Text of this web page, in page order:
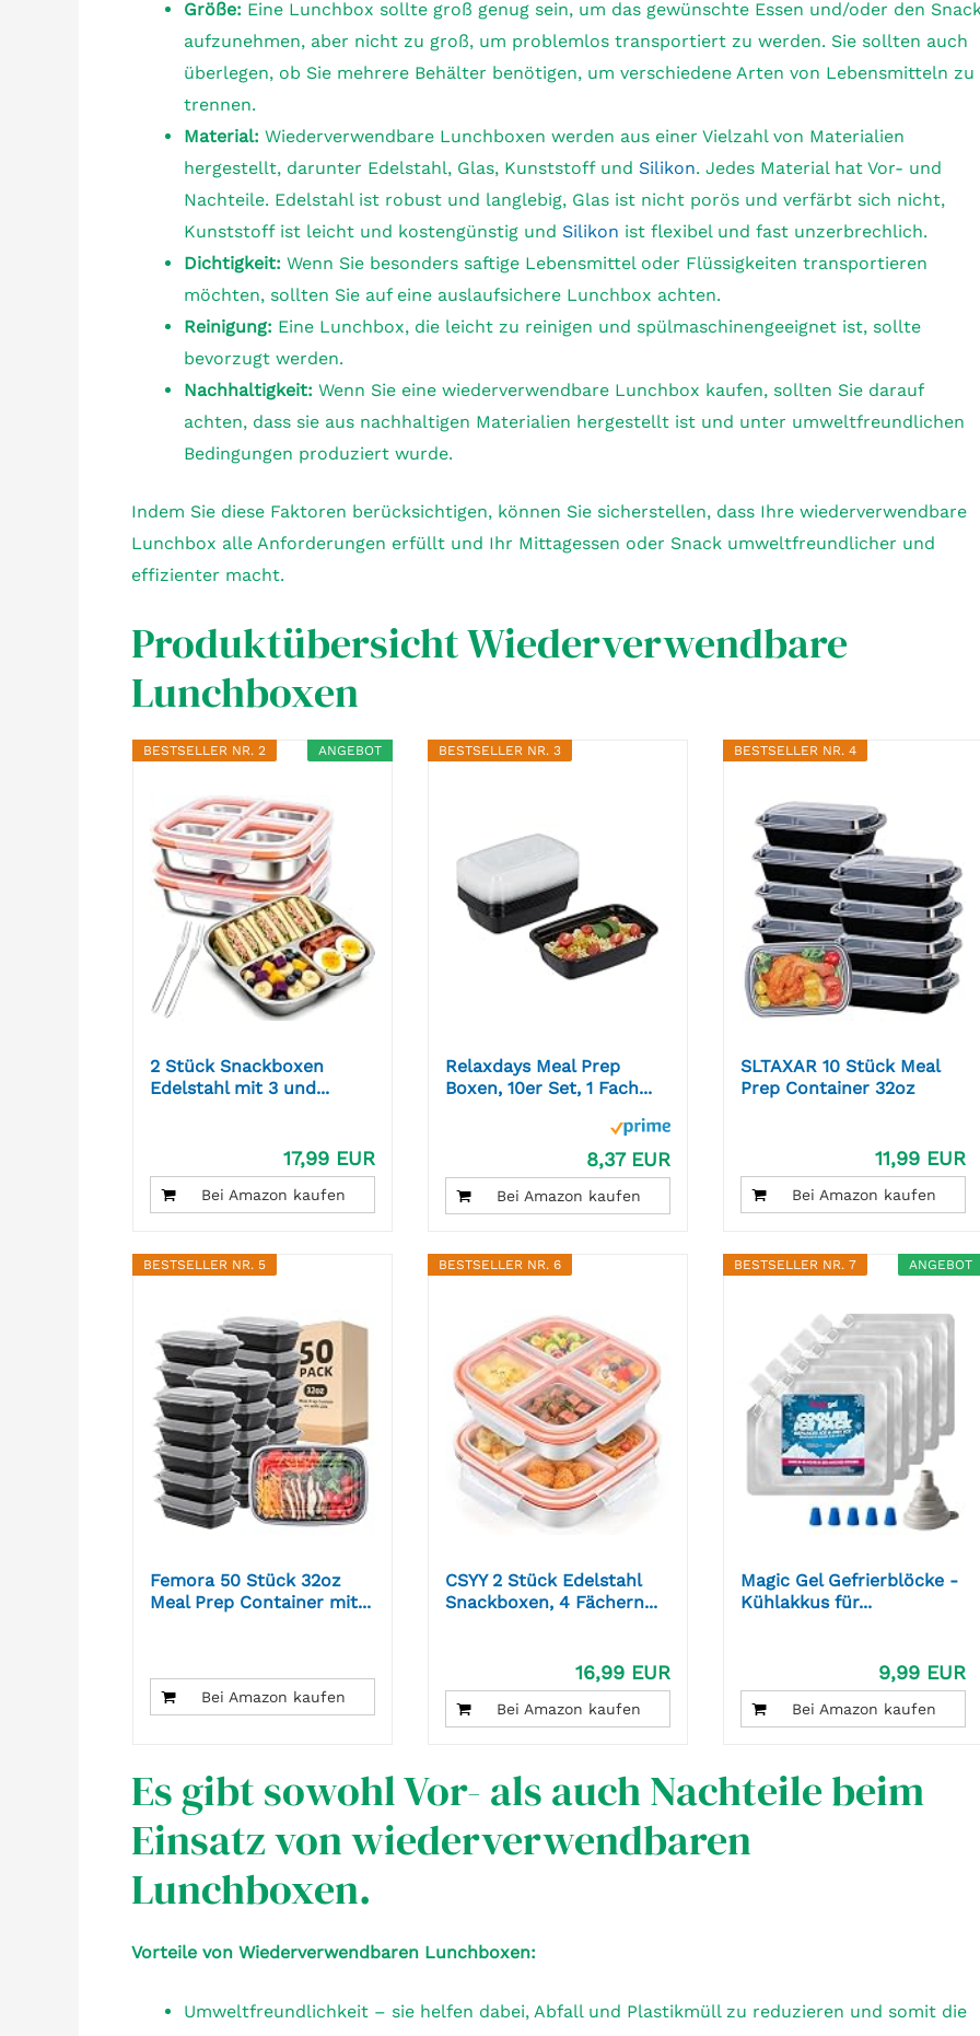
Größe: Eine Lunchbox sollte groß genug sein, um das gewünschte Essen und/oder den
aufzunehmen, aber nicht zu groß, um problemlos transportiert zu werden. Sie sollten auch
überlegen, ob Sie mehrere Behälter benötigen, um verschiedene Arten von Lebensmitteln zu
trennen.
Material: Wiederverwendbare Lunchboxen werden aus einer Vielzahl von Materialien
hergestellt, darunter Edelstahl, Glas, Kunststoff und Silikon. Jedes Material hat Vor- und
Nachteile. Edelstahl ist robust und langlebig, Glas ist nicht porös und verfärbt sich nicht,
Kunststoff ist leicht und kostengünstig und Silikon ist flexibel und fast unzerbrechlich.
Dichtigkeit: Wenn Sie besonders saftige Lebensmittel oder Flüssigkeiten transportieren
möchten, sollten Sie auf eine auslaufsichere Lunchbox achten.
Reinigung: Eine Lunchbox, die leicht zu reinigen und spülmaschinengeeignet ist, sollte
bevorzugt werden.
Nachhaltigkeit: Wenn Sie eine wiederverwendbare Lunchbox kaufen, sollten Sie darauf
achten, dass sie aus nachhaltigen Materialien hergestellt ist und unter umweltfreundlichen
Bedingungen produziert wurde.
Indem Sie diese Faktoren berücksichtigen, können Sie sicherstellen, dass Ihre wiederverwendbare
Lunchbox alle Anforderungen erfüllt und Ihr Mittagessen oder Snack umweltfreundlicher und
effizienter macht.
Produktübersicht Wiederverwendbare
Lunchboxen
ANGEBOT
BESTSELLER NR. 2
2 Stück Snackboxen
Edelstahl mit 3 und...
17,99 EUR
Bei Amazon kaufen
BESTSELLER NR. 3
Relaxdays Meal Prep
Boxen, 10er Set, 1 Fach...
8,37 EUR
Bei Amazon kaufen
BESTSELLER NR. 4
SLTAXAR 10 Stück Meal
Prep Container 32oz
11,99 EUR
Bei Amazon kaufen
BESTSELLER NR. 5
Femora 50 Stück 32oz
Meal Prep Container mit...
Bei Amazon kaufen
BESTSELLER NR. 6
CSYY 2 Stück Edelstahl
Snackboxen, 4 Fächern...
16,99 EUR
Bei Amazon kaufen
ANGEBOT
BESTSELLER NR. 7
Magic Gel Gefrierblöcke -
Kühlakkus für...
9,99 EUR
Bei Amazon kaufen
Es gibt sowohl Vor- als auch Nachteile beim
Einsatz von wiederverwendbaren
Lunchboxen.
Vorteile von Wiederverwendbaren Lunchboxen:
Umweltfreundlichkeit – sie helfen dabei, Abfall und Plastikmüll zu reduzieren und somit die